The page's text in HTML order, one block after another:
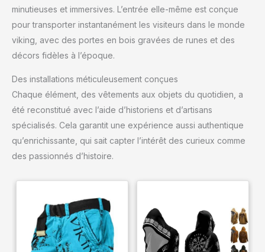
minutieuses et immersives. L’entrée elle-même est conçue
pour transporter instantanément les visiteurs dans le monde
viking, avec des portes en bois gravées de runes et des
décors fidèles à l’époque.
Des installations méticuleusement conçues
Chaque élément, des vêtements aux objets du quotidien, a
été reconstitué avec l’aide d’historiens et d’artisans
spécialisés. Cela garantit une expérience aussi authentique
qu’enrichissante, qui sait capter l’intérêt des curieux comme
des passionnés d’histoire.